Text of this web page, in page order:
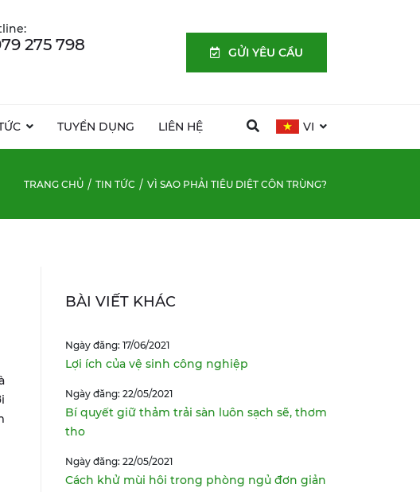
TUYỂN DỤNG LIÊN HỆ VI
275 798 GỬI YÊU CẦU
TRANG CHỦ TIN TỨC VÌ SAO PHẢI TIÊU DIỆT CÔN TRÙNG?
BÀI VIẾT KHÁC
Ngày đăng: 17/06/2021
Lợi ích của vệ sinh công nghiệp
Ngày đăng: 22/05/2021
Bí quyết giữ thảm trải sàn luôn sạch sẽ, thơm
tho
Ngày đăng: 22/05/2021
Cách khử mùi hôi trong phòng ngủ đơn giản